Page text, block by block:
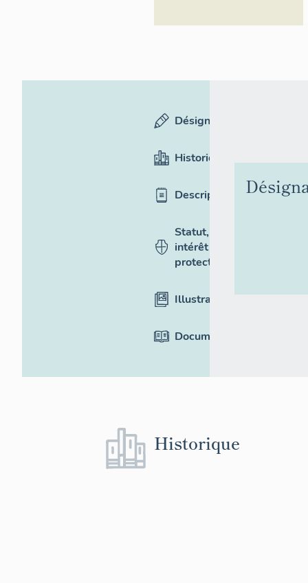
Désignation
Historique
Description
Statut,
intérêt et
protection
Illustrations
Documentation
Historique